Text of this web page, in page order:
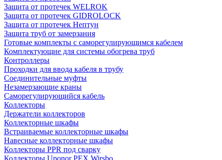
Защита от протечек WELROK
Защита от протечек GIDROLOCK
Защита от протечек Нептун
Защита труб от замерзания
Готовые комплекты с саморегулирующимся кабелем
Комплектующие для системы обогрева труб
Контроллеры
Проходки для ввода кабеля в трубу
Соединительные муфты
Незамерзающие краны
Саморегулирующийся кабель
Коллекторы
Держатели коллекторов
Коллекторные шкафы
Встраиваемые коллекторные шкафы
Навесные коллекторные шкафы
Коллекторы PPR под сварку
Коллекторы Uponor PEX Wirsbo